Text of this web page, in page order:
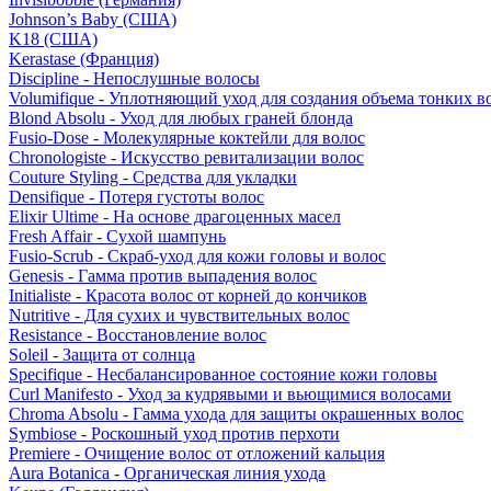
Johnson’s Baby (США)
K18 (США)
Kerastase (Франция)
Discipline - Непослушные волосы
Volumifique - Уплотняющий уход для создания объема тонких
Blond Absolu - Уход для любых граней блонда
Fusio-Dose - Молекулярные коктейли для волос
Chronologiste - Искусство ревитализации волос
Couture Styling - Средства для укладки
Densifique - Потеря густоты волос
Elixir Ultime - На основе драгоценных масел
Fresh Affair - Сухой шампунь
Fusio-Scrub - Скраб-уход для кожи головы и волос
Genesis - Гамма против выпадения волос
Initialiste - Красота волос от корней до кончиков
Nutritive - Для сухих и чувствительных волос
Resistance - Восстановление волос
Soleil - Защита от солнца
Specifique - Несбалансированное состояние кожи головы
Curl Manifesto - Уход за кудрявыми и вьющимися волосами
Chroma Absolu - Гамма ухода для защиты окрашенных волос
Symbiose - Роскошный уход против перхоти
Premiere - Очищение волос от отложений кальция
Aura Botanica - Органическая линия ухода